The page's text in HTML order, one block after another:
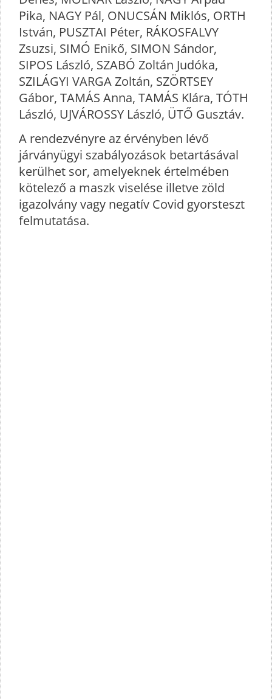
Pika, NAGY Pál, ONUCSÁN Miklós, ORTH
István, PUSZTAI Péter, RÁKOSFALVY
Zsuzsi, SIMÓ Enikő, SIMON Sándor,
SIPOS László, SZABÓ Zoltán Judóka,
SZILÁGYI VARGA Zoltán, SZÖRTSEY
Gábor, TAMÁS Anna, TAMÁS Klára, TÓTH
László, UJVÁROSSY László, ÜTŐ Gusztáv.
A rendezvényre az érvényben lévő
járványügyi szabályozások betartásával
kerülhet sor, amelyeknek értelmében
kötelező a maszk viselése illetve zöld
igazolvány vagy negatív Covid gyorsteszt
felmutatása.